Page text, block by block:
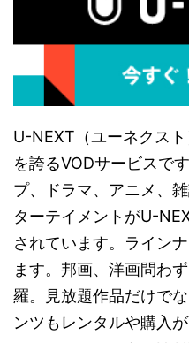
U-NEXT（ユーネクス
を誇るVODサービスで
プ、ドラマ、アニメ、
ターテイメントがU-
されています。ライン
ます。邦画、洋画問わ
羅。見放題作品だけで
ンツもレンタルや購入